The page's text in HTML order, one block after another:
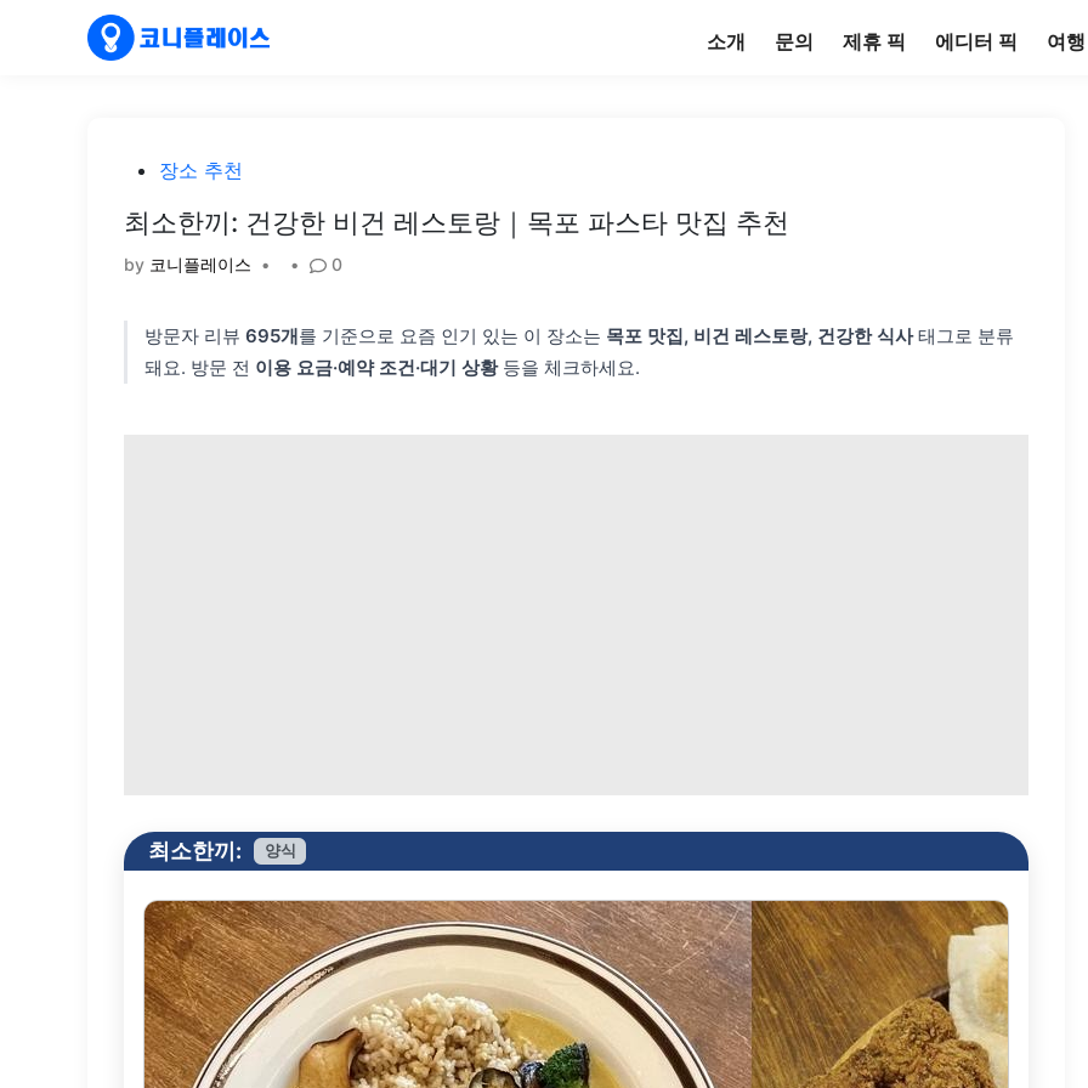
소개 문의 제휴 픽 에디터 픽 여
Posted장소 추천
최소한끼: 건강한 비건 레스토랑｜목포 파스타 맛집 추천
by 코니플레이스 • • 0
방문자 리뷰 695개를 기준으로 요즘 인기 있는 이 장소는 목포 맛집, 비건 레스토랑, 건강한 식사태그로 분류
돼요. 방문 전 이용 요금·예약 조건·대기 상황등을 체크하세요.
최소한끼: 양식